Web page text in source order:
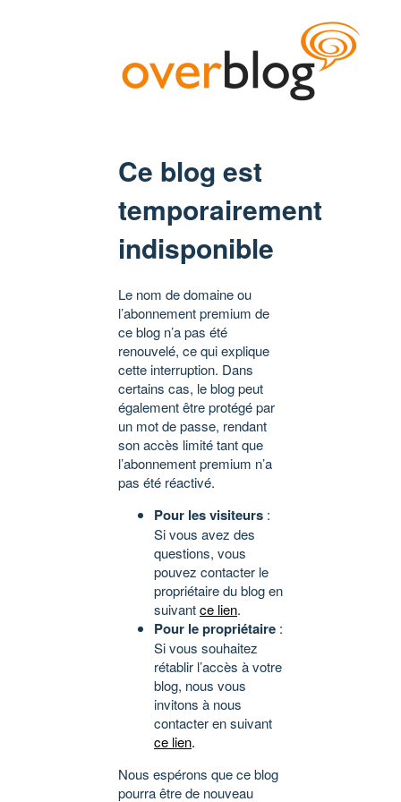
Ce blog est
temporairement
indisponible
Le nom de domaine ou
l’abonnement premium de
ce blog n’a pas été
renouvelé, ce qui explique
cette interruption. Dans
certains cas, le blog peut
également être protégé par
un mot de passe, rendant
son accès limité tant que
l’abonnement premium n’a
pas été réactivé.
Pour les visiteurs :
Si vous avez des
questions, vous
pouvez contacter le
propriétaire du blog en
suivantce lien.
Pour le propriétaire :
Si vous souhaitez
rétablir l’accès à votre
blog, nous vous
invitons à nous
contacter en suivant
ce lien.
Nous espérons que ce blog
pourra être de nouveau